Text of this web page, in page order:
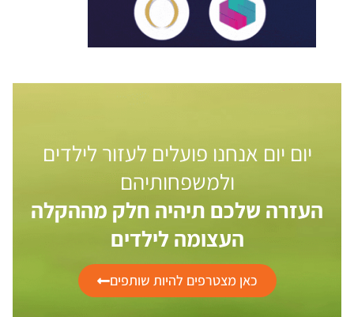
יום יום אנחנו פועלים לעזור לילדים
ולמשפחותיהם
העזרה שלכם תיהיה חלק מההקלה
העצומה לילדים
כאן מצטרפים להיות שותפים